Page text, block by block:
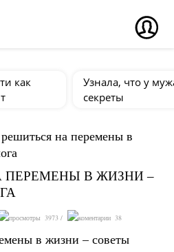
как
Узнала, что у
секреты
на перемены в
ПЕРЕМЕНЫ В ЖИЗНИ –
3973 38